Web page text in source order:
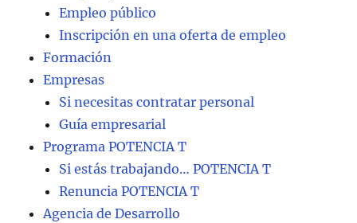
Empleo público
Inscripción en una oferta de empleo
Formación
Empresas
Si necesitas contratar personal
Guía empresarial
Programa POTENCIA T
Si estás trabajando… POTENCIA T
Renuncia POTENCIA T
Agencia de Desarrollo